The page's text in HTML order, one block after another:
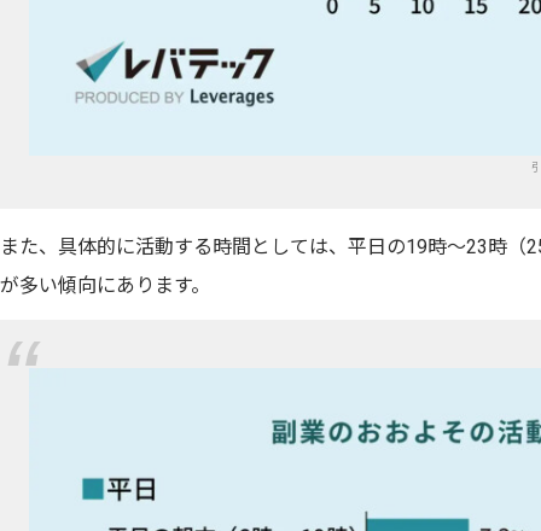
また、具体的に活動する時間としては、平日の19時～23時（
が多い傾向にあります。